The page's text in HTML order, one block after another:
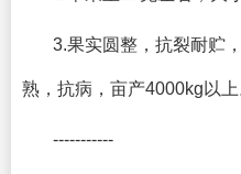
3.果实圆整，抗裂耐贮
熟，抗病，亩产4000kg以上
-----------